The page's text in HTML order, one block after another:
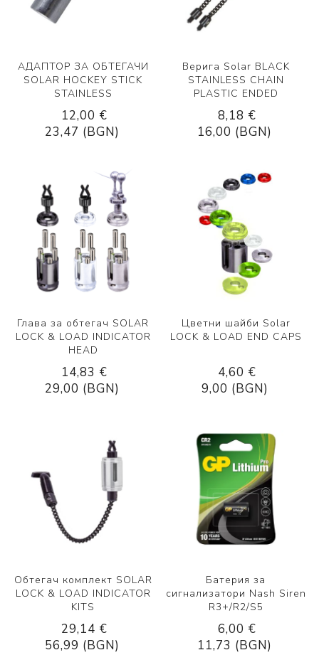
АДАПТОР ЗА ОБТЕГАЧИ
SOLAR HOCKEY STICK
STAINLESS
12,00 €
23,47 (BGN)
Верига Solar BLACK
STAINLESS CHAIN
PLASTIC ENDED
8,18 €
16,00 (BGN)
Глава за обтегач SOLAR
LOCK & LOAD INDICATOR
HEAD
14,83 €
29,00 (BGN)
Цветни шайби Solar
LOCK & LOAD END CAPS
4,60 €
9,00 (BGN)
Обтегач комплект SOLAR
LOCK & LOAD INDICATOR
KITS
29,14 €
56,99 (BGN)
Батерия за
сигнализатори Nash Siren
R3+/R2/S5
6,00 €
11,73 (BGN)